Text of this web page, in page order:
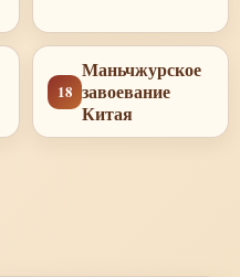
18
Маньчжурское
завоевание
Китая